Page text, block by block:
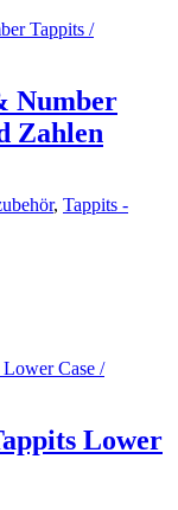
Number
Zahlen
, Tappits -
Lower